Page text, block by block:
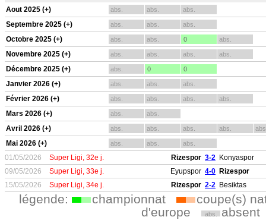
Aout 2025 (+) abs. abs. abs.
Septembre 2025 (+) abs. abs. abs.
Octobre 2025 (+) abs. abs. 0 abs.
Novembre 2025 (+) abs. abs. abs. abs.
Décembre 2025 (+) abs. 0 0
Janvier 2026 (+) abs. abs. abs.
Février 2026 (+) abs. abs. abs. abs.
Mars 2026 (+) abs. abs.
Avril 2026 (+) abs. abs. abs. abs.
Mai 2026 (+) abs. abs. abs.
01/05/2026 Super Ligi, 32e j. Rizespor 3-2 Konyaspor
09/05/2026
Super Ligi, 33e j. Eyupspor 4-0 Rizespor
15/05/2026
Super Ligi, 34e j. Rizespor 2-2 Besiktas
légende: championnat
coupe(s)
d'europe
abs. absent